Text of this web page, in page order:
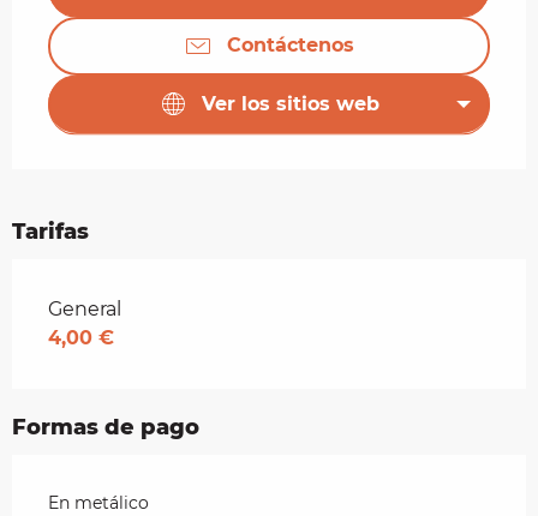
Contáctenos
Ver los sitios web
Tarifas
Tarifas 2026
General
4,00 €
Formas de pago
En metálico